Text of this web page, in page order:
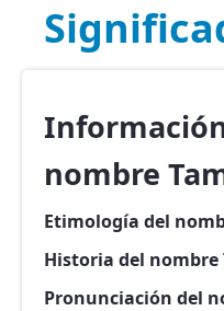
nombre
Etimología del
Historia del nombre
Pronunciación del